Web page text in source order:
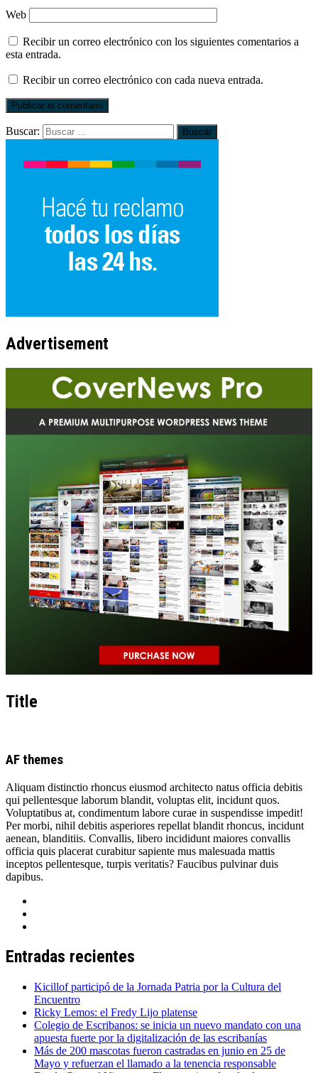
Web
Recibir un correo electrónico con los siguientes comentarios a
esta entrada.
Recibir un correo electrónico con cada nueva entrada.
Buscar:
Advertisement
Title
AF themes
Aliquam distinctio rhoncus eiusmod architecto natus officia debitis
qui pellentesque laborum blandit, voluptas elit, incidunt quos.
Voluptatibus at, condimentum labore curae in suspendisse impedit!
Per morbi, nihil debitis asperiores repellat blandit rhoncus, incidunt
aenean, blanditiis. Convallis, libero incididunt maiores convallis
officia quis placerat curabitur sapiente mus malesuada mattis
inceptos pellentesque, turpis veritatis? Faucibus pulvinar duis
dapibus.
Entradas recientes
Kicillof participó de la Jornada Patria por la Cultura del
Encuentro
Ricky Lemos: el Fredy Lijo platense
Colegio de Escribanos: se inicia un nuevo mandato con una
apuesta fuerte por la digitalización de las escribanías
Más de 200 mascotas fueron castradas en junio en 25 de
Mayo y refuerzan el llamado a la tenencia responsable